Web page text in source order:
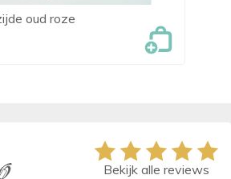
oud roze
Bekijk alle reviews